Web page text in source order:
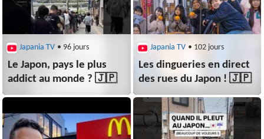
Japania TV • 96 jours
Le Japon, pays le plus
addict au monde ? 🇯🇵
Japania TV • 102 jours
Les dingueries en direct
des rues du Japon ! 🇯🇵